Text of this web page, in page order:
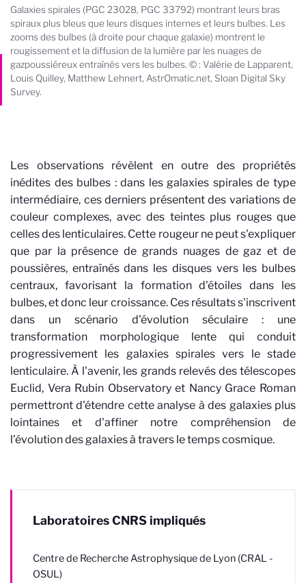
Galaxies spirales (PGC 23028, PGC 33792) montrant leurs bras
spiraux plus bleus que leurs disques internes et leurs bulbes. Les
zooms des bulbes (à droite pour chaque galaxie) montrent le
rougissement et la diffusion de la lumière par les nuages de
gazpoussiéreux entraînés vers les bulbes. © : Valérie de Lapparent,
Louis Quilley, Matthew Lehnert, AstrOmatic.net, Sloan Digital Sky
Survey.
Les observations révèlent en outre des propriétés
inédites des bulbes : dans les galaxies spirales de type
intermédiaire, ces derniers présentent des variations de
couleur complexes, avec des teintes plus rouges que
celles des lenticulaires. Cette rougeur ne peut s'expliquer
que par la présence de grands nuages de gaz et de
poussières, entraînés dans les disques vers les bulbes
centraux, favorisant la formation d'étoiles dans les
bulbes, et donc leur croissance. Ces résultats s'inscrivent
dans un scénario d'évolution séculaire : une
transformation morphologique lente qui conduit
progressivement les galaxies spirales vers le stade
lenticulaire. À l'avenir, les grands relevés des télescopes
Euclid, Vera Rubin Observatory et Nancy Grace Roman
permettront d'étendre cette analyse à des galaxies plus
lointaines et d'affiner notre compréhension de
l’évolution des galaxies à travers le temps cosmique.
Laboratoires CNRS impliqués
Centre de Recherche Astrophysique de Lyon (CRAL -
OSUL)